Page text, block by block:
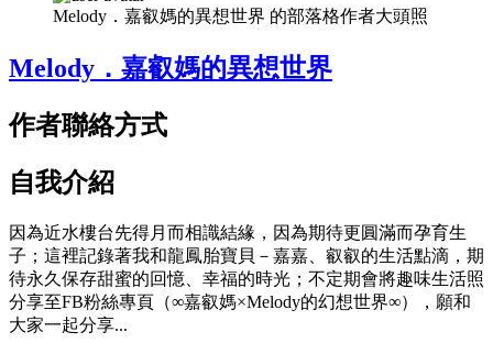
Melody．嘉叡媽的異想世界 的部落格作者大頭照
Melody．嘉叡媽的異想世界
作者聯絡方式
自我介紹
因為近水樓台先得月而相識結緣，因為期待更圓滿而孕育生
子；這裡記錄著我和龍鳳胎寶貝－嘉嘉、叡叡的生活點滴，期
待永久保存甜蜜的回憶、幸福的時光；不定期會將趣味生活照
分享至FB粉絲專頁（∞嘉叡媽×Melody的幻想世界∞），願和
大家一起分享...